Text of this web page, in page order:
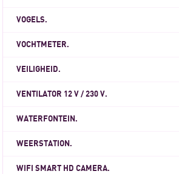
VOGELS.
VOCHTMETER.
VEILIGHEID.
VENTILATOR 12 V / 230 V.
WATERFONTEIN.
WEERSTATION.
WIFI SMART HD CAMERA.